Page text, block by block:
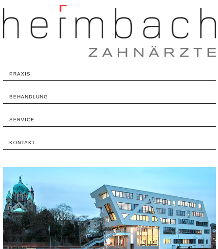
PRAXIS
BEHANDLUNG
SERVICE
KONTAKT